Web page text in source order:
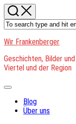
Skip
to
content
Wir Frankenberger
Geschichten, Bilder
Viertel und der Region
Expand
Blog
Über uns